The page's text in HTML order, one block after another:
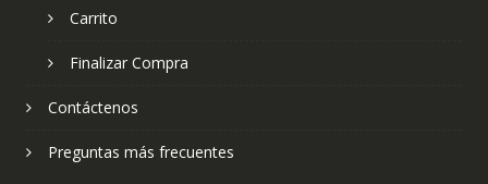
Carrito
Finalizar Compra
Contáctenos
Preguntas más frecuentes